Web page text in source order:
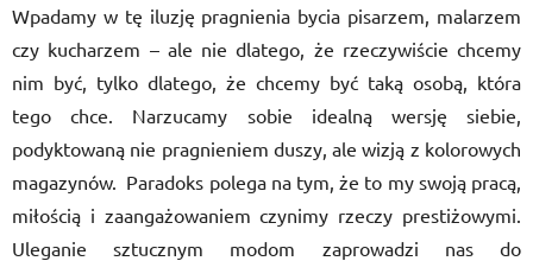
Wpadamy w tę iluzję pragnienia bycia pisarzem, malarzem
czy kucharzem – ale nie dlatego, że rzeczywiście chcemy
nim być, tylko dlatego, że chcemy być taką osobą, która
tego chce. Narzucamy sobie idealną wersję siebie,
podyktowaną nie pragnieniem duszy, ale wizją z kolorowych
magazynów. Paradoks polega na tym, że to my swoją pracą,
miłością i zaangażowaniem czynimy rzeczy prestiżowymi.
Uleganie sztucznym modom zaprowadzi nas do